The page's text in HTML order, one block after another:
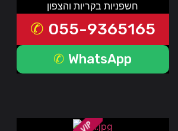
חשפניות בקריות והצפון
055-9365165
WhatsApp